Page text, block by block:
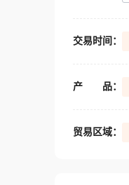
交易时间：
产 品：
贸易区域：